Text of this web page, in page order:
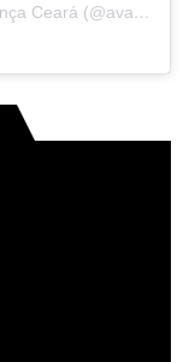
Uma publicação compartilhada por Avança Ceará (@avancaceara)